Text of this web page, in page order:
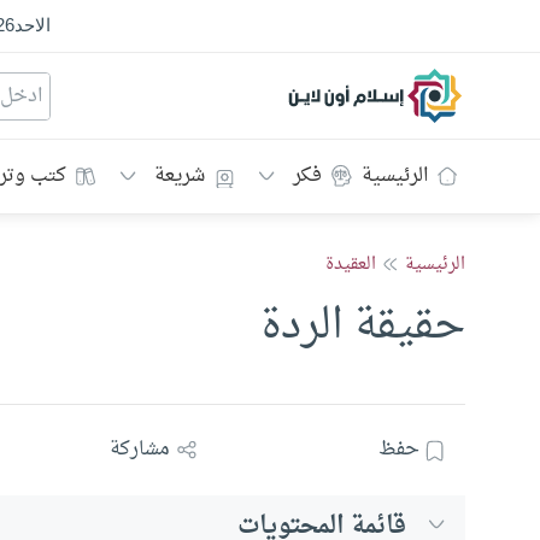
الاحد
إسلام أون لاين
الرئيسية فكر شريعة كتب
الرئيسية العقيدة
حقيقة الردة
حفظ مشاركة
قائمة المحتويات